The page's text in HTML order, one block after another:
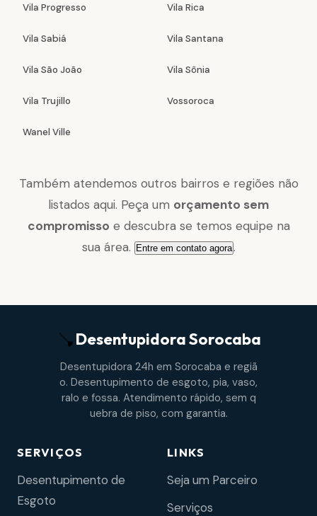
Vila Progresso Vila Rica
Vila Sabiá Vila Santana
Vila São João Vila Sônia
Vila Trujillo Vossoroca
Wanel Ville
Também atendemos outros bairros e regiões não
listados aqui. Peça um orçamento sem
compromisso e descubra se temos equipe na
sua área. Entre em contato agora.
DesentupidoraSorocaba
Desentupidora 24h em Sorocaba e regiã
o. Desentupimento de esgoto, pia, vaso,
ralo e fossa. Atendimento rápido, sem q
uebra de piso, com garantia.
SERVIÇOS
Desentupimento de
Esgoto
LINKS
Seja um Parceiro
Serviços